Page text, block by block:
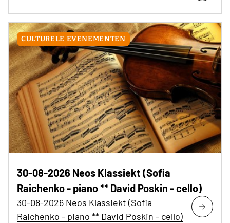
CULTURELE EVENEMENTEN
30-08-2026 Neos Klassiekt (Sofia
Raichenko - piano ** David Poskin - cello)
30-08-2026 Neos Klassiekt (Sofia
Raichenko - piano ** David Poskin - cello)